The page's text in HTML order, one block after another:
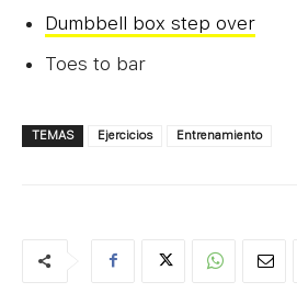
Dumbbell box step over
Toes to bar
TEMAS Ejercicios Entrenamiento